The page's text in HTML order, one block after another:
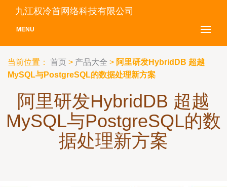
九江权冷首网络科技有限公司
MENU
当前位置： 首页 > 产品大全 > 阿里研发HybridDB 超越
MySQL与PostgreSQL的数据处理新方案
阿里研发HybridDB 超越
MySQL与PostgreSQL的数
据处理新方案